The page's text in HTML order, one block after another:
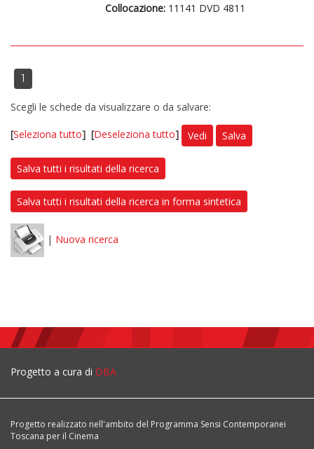
Collocazione: 11141 DVD 4811
1
Scegli le schede da visualizzare o da salvare:
[Seleziona tutto] [Deseleziona tutto] Vedi Salva
Salva tutti i risultati della ricerca
Salva tutti i risultati della ricerca in forma sintetica
| Nuova ricerca
Progetto a cura di DBA
Progetto realizzato nell'ambito del Programma Sensi Contemporanei
Toscana per il Cinema